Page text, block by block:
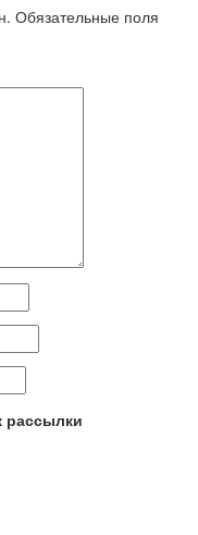
Обязательные поля
рассылки